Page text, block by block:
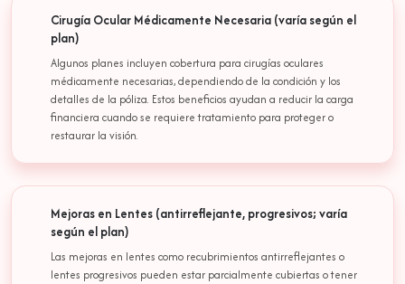
Cirugía Ocular Médicamente Necesaria (varía según el
plan)
Algunos planes incluyen cobertura para cirugías oculares
médicamente necesarias, dependiendo de la condición y los
detalles de la póliza. Estos beneficios ayudan a reducir la carga
financiera cuando se requiere tratamiento para proteger o
restaurar la visión.
Mejoras en Lentes (antirreflejante, progresivos; varía
según el plan)
Las mejoras en lentes como recubrimientos antirreflejantes o
lentes progresivos pueden estar parcialmente cubiertas o tener